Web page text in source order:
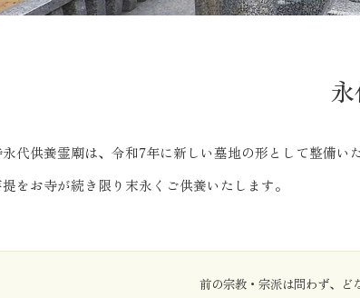
代供養霊廟は、令和7年に新しい墓地の形として整備
をお寺が続き限り末永くご供養いたします。
前の宗教・宗派は問わず、ど